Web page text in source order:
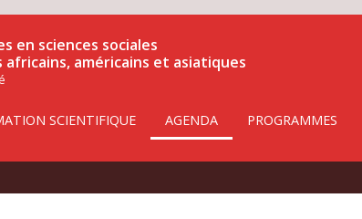
en sciences sociales
africains, américains et asiatiques
SCIENTIFIQUE AGENDA PROGRAMMES